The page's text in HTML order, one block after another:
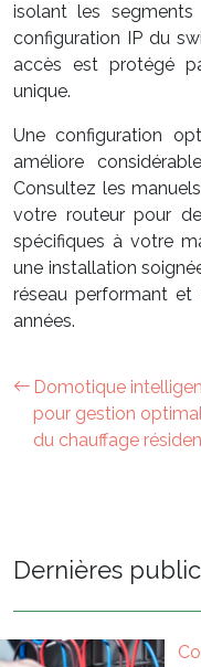
isolant les
configuration IP du
accès est protégé
unique.
Une configuration
améliore
Consultez les
votre routeur pour
spécifiques à votre
une installation
réseau performant et
années.
Domotique
pour gestion
du chauffage
Dernières